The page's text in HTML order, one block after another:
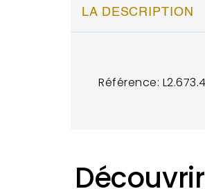
LA DESCRIPTION
Référence:
Découvrir